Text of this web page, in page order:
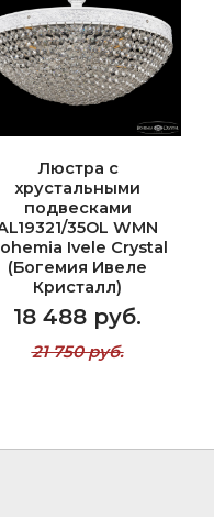
Люстра с
хрустальными
подвесками
35OL WMN
Ivele Crystal
(Богемия Ивеле
Кристалл)
18 488 руб.
21 750 руб.